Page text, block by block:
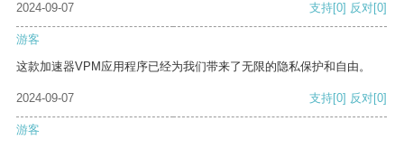
2024-09-07
支持[0] 反对[0]
游客
这款加速器VPM应用程序已经为我们带来了无限的隐私保护和自由。
2024-09-07 支持[0] 反对[0]
游客